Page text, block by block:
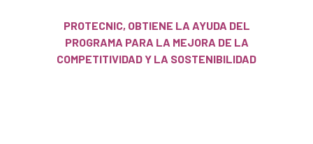
PROTECNIC, OBTIENE LA AYUDA DEL
PROGRAMA PARA LA MEJORA DE LA
COMPETITIVIDAD Y LA SOSTENIBILIDAD